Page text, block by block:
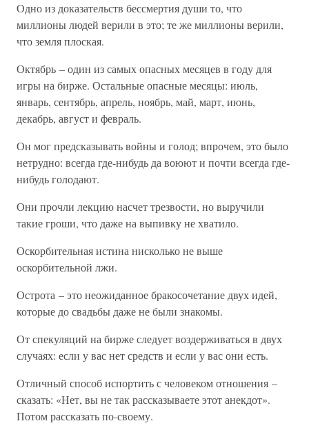
Одно из доказательств бессмертия души то, что
миллионы людей верили в это; те же миллионы верили,
что земля плоская.
Октябрь – один из самых опасных месяцев в году для
игры на бирже. Остальные опасные месяцы: июль,
январь, сентябрь, апрель, ноябрь, май, март, июнь,
декабрь, август и февраль.
Он мог предсказывать войны и голод; впрочем, это было
нетрудно: всегда где-нибудь да воюют и почти всегда где-
нибудь голодают.
Они прочли лекцию насчет трезвости, но выручили
такие гроши, что даже на выпивку не хватило.
Оскорбительная истина нисколько не выше
оскорбительной лжи.
Острота – это неожиданное бракосочетание двух идей,
которые до свадьбы даже не были знакомы.
От спекуляций на бирже следует воздерживаться в двух
случаях: если у вас нет средств и если у вас они есть.
Отличный способ испортить с человеком отношения –
сказать: «Нет, вы не так рассказываете этот анекдот».
Потом рассказать по-своему.